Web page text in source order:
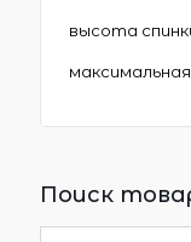
высота
максимальная
Поиск